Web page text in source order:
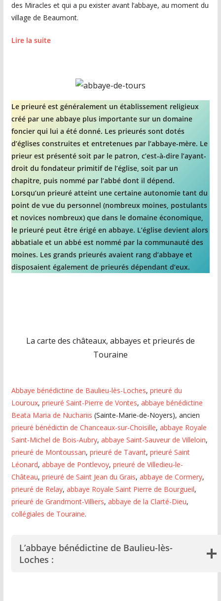
n
e
des Miracles et qui a pu exister avant l’abbaye, au moment du
village de Beaumont.
Lire la suite
Le prieuré est généralement un établissement religieux
créé par une abbaye plus importante sur un domaine
foncier qui lui a été donné. Les prieurés sont dotés
d’églises construites et entretenues par l’abbaye-mère. Le
prieur est présenté soit par le patron, c’est-à-dire l’ayant-
droit du fondateur primitif de l’église, soit par un
chapitre, puis nommé par l’abbé dont il dépend.
Lorsqu’un prieuré atteint une certaine autonomie tant du
point de vue du personnel (nombreux moines, postulants
et novices nombreux) que dans le domaine économique,
le prieuré peut être érigé en abbaye. L’église devient alors
abbatiale et un abbé est nommé par la communauté des
moines. Les grands prieurés avaient rang d’abbaye et
disposaient également de prieurés dépendant d’eux.
La carte des châteaux, abbayes et prieurés de
Touraine
Abbaye bénédictine de Baulieu-lès-Loches, prieuré du
Louroux, prieuré Saint-Pierre de Vontes, abbaye bénédictine
Beata Maria de Nuchariis (Sainte-Marie-de-Noyers), ancien
prieuré bénédictin de Chanceaux-sur-Choisille, abbaye Royale
Saint-Michel de Bois-Aubry, abbaye Saint-Sauveur de Villeloin,
prieuré de Montoussan, prieuré de Tavant, prieuré Saint
Léonard, abbaye de Pontlevoy, prieuré de Villedieu-le-
Château, prieuré de Saint Jean du Grais, abbaye de Cormery,
prieuré de Relay, abbaye Royale Saint Pierre de Bourgueil,
prieuré de Grandmont-Villiers, abbaye de la Clarté-Dieu,
collégiales de Touraine.
L’abbaye bénédictine de Baulieu-lès-
Loches :